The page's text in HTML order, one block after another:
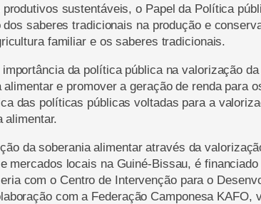
sustentáveis, o Papel da Política
saberes tradicionais na produção e
familiar e os saberes tradicionais.
da política pública na valorização
e promover a geração de renda para
das políticas públicas voltadas para a
alimentar.
da soberania alimentar através da
mercados locais na Guiné-Bissau, é
com o Centro de Intervenção para o
com a Federação Camponesa KAFO,